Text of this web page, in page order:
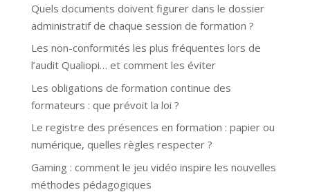
Quels documents doivent figurer dans le dossier
administratif de chaque session de formation ?
Les non-conformités les plus fréquentes lors de
l’audit Qualiopi… et comment les éviter
Les obligations de formation continue des
formateurs : que prévoit la loi ?
Le registre des présences en formation : papier ou
numérique, quelles règles respecter ?
Gaming : comment le jeu vidéo inspire les nouvelles
méthodes pédagogiques